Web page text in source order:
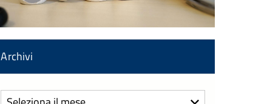
Archivi
Archivi